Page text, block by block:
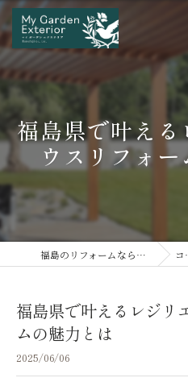
福島県で叶え
ウスリフォ
福島のリフォームならマイガーデンエクステリア コラム
福島県で叶えるレジリ
ムの魅力とは
2025/06/06